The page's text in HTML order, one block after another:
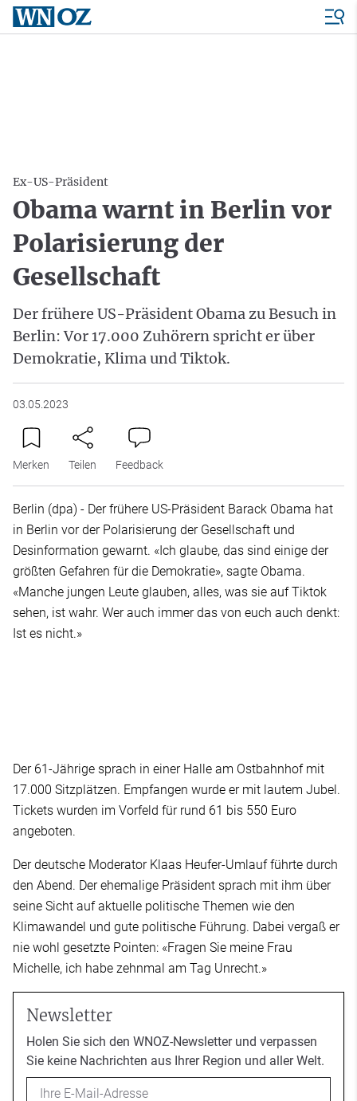
Ex-US-Präsident
Obama warnt in Berlin vor
Polarisierung der
Gesellschaft
Der frühere US-Präsident Obama zu Besuch in
Berlin: Vor 17.000 Zuhörern spricht er über
Demokratie, Klima und Tiktok.
03.05.2023
Merken Teilen Feedback
Berlin (dpa) - Der frühere US-Präsident Barack Obama hat
in Berlin vor der Polarisierung der Gesellschaft und
Desinformation gewarnt. «Ich glaube, das sind einige der
größten Gefahren für die Demokratie», sagte Obama.
«Manche jungen Leute glauben, alles, was sie auf Tiktok
sehen, ist wahr. Wer auch immer das von euch auch denkt:
Ist es nicht.»
Der 61-Jährige sprach in einer Halle am Ostbahnhof mit
17.000 Sitzplätzen. Empfangen wurde er mit lautem Jubel.
Tickets wurden im Vorfeld für rund 61 bis 550 Euro
angeboten.
Der deutsche Moderator Klaas Heufer-Umlauf führte durch
den Abend. Der ehemalige Präsident sprach mit ihm über
seine Sicht auf aktuelle politische Themen wie den
Klimawandel und gute politische Führung. Dabei vergaß er
nie wohl gesetzte Pointen: «Fragen Sie meine Frau
Michelle, ich habe zehnmal am Tag Unrecht.»
Newsletter
Holen Sie sich den WNOZ-Newsletter und verpassen
Sie keine Nachrichten aus Ihrer Region und aller Welt.
Email